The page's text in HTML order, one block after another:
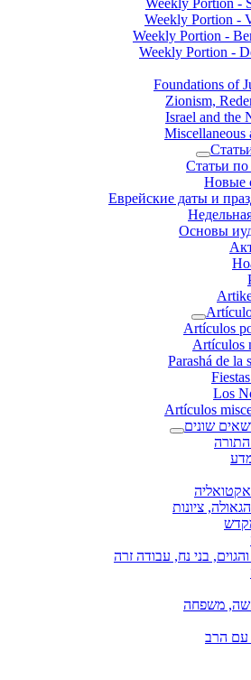
Weekly Portion -
Weekly Portion -
Weekly Portion -
Weekly Portion -
Foundations of
Zionism,
Israel and the
Miscellaneous
Статьи
Новые
Еврейские даты и
Основы
Artículos
Artículos
Parashá de la
Los
Artículos
שונים
התורה
ציונות
בני נח, עבודה זרה
משפחה
עם הרב